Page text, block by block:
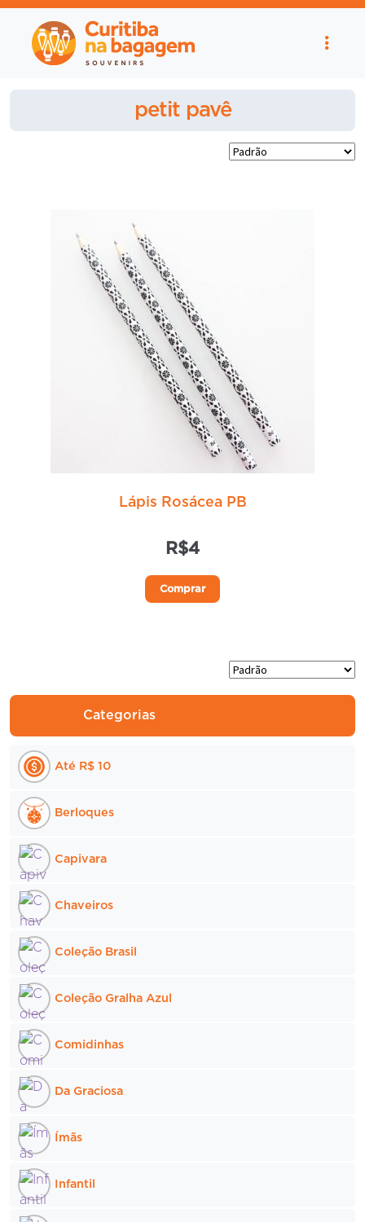
petit pavê
Lápis Rosácea PB
R$4
Comprar
Categorias
Até R$ 10
Berloques
Capivara
Chaveiros
Coleção Brasil
Coleção Gralha Azul
Comidinhas
Da Graciosa
Ímãs
Infantil